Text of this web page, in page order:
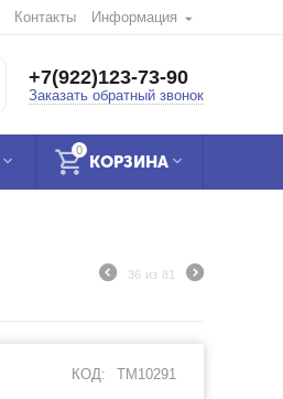
Контакты Информация
+7(922)123-73-90
Заказать обратный звонок
0
КОРЗИНА
36 из 81
КОД: TM10291